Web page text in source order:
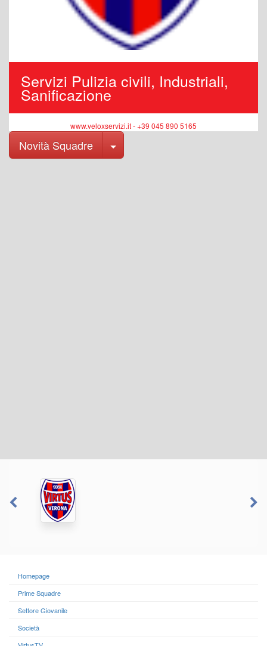
Servizi Pulizia civili, Industriali,
Sanificazione
www.veloxservizi.it - +39 045 890 5165
Novità Squadre Toggle Dropdown
Homepage
Prime Squadre
Settore Giovanile
Società